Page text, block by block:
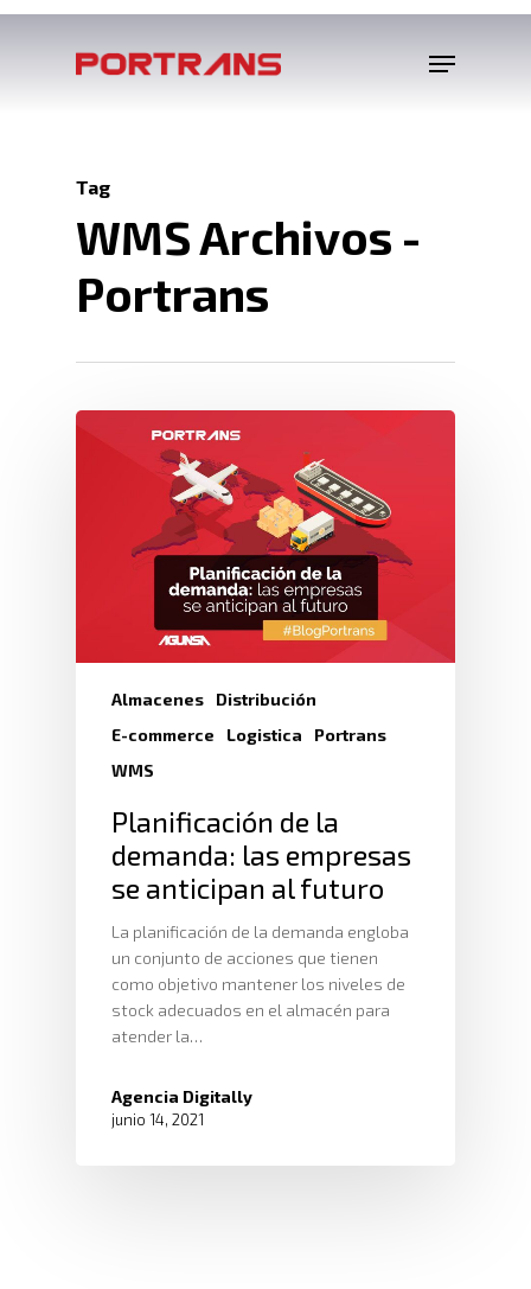
Tag
WMS Archivos -
Portrans
Almacenes
Distribución
E-commerce
Logistica
Portrans
WMS
Planificación de la
demanda: las empresas
se anticipan al futuro
La planificación de la demanda engloba
un conjunto de acciones que tienen
como objetivo mantener los niveles de
stock adecuados en el almacén para
atender la…
Agencia Digitally
junio 14, 2021